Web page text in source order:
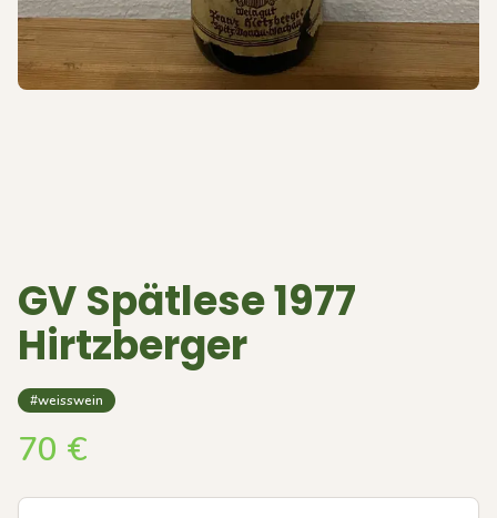
GV Spätlese 1977
Hirtzberger
#weisswein
70 €